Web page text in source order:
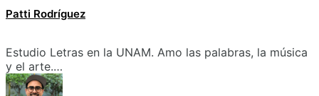
Patti Rodríguez
Estudio Letras en la UNAM. Amo las palabras, la música
y el arte.…